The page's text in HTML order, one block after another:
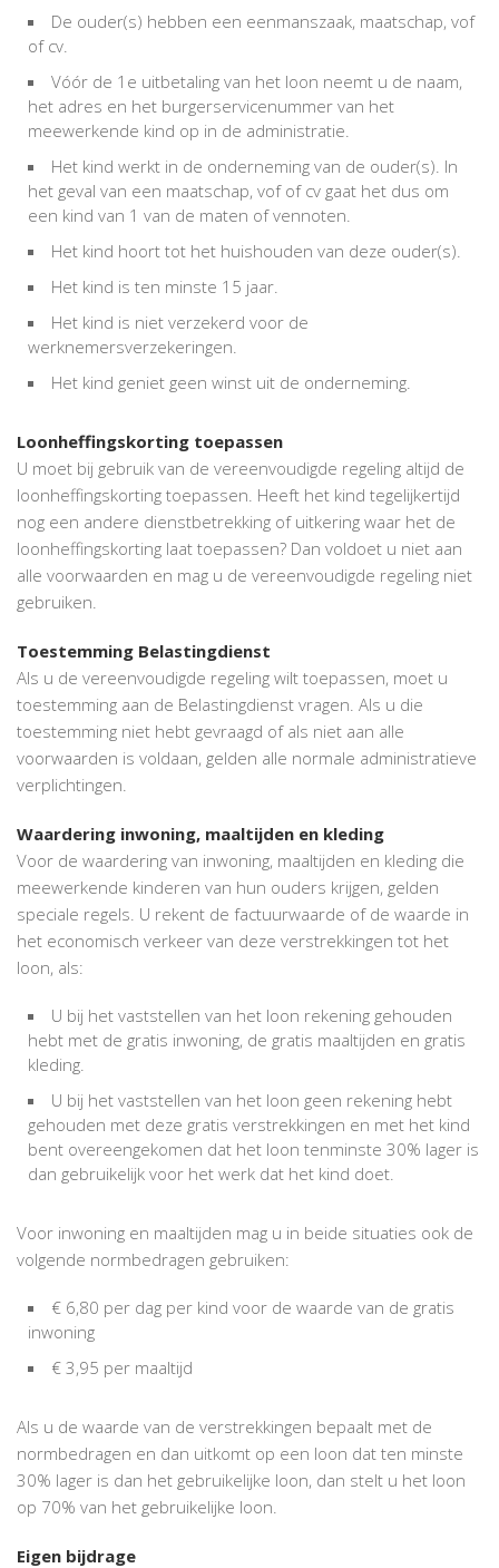
De ouder(s) hebben een eenmanszaak, maatschap, vof
of cv.
Vóór de 1e uitbetaling van het loon neemt u de naam,
het adres en het burgerservicenummer van het
meewerkende kind op in de administratie.
Het kind werkt in de onderneming van de ouder(s). In
het geval van een maatschap, vof of cv gaat het dus om
een kind van 1 van de maten of vennoten.
Het kind hoort tot het huishouden van deze ouder(s).
Het kind is ten minste 15 jaar.
Het kind is niet verzekerd voor de
werknemersverzekeringen.
Het kind geniet geen winst uit de onderneming.
Loonheffingskorting toepassen
U moet bij gebruik van de vereenvoudigde regeling altijd de
loonheffingskorting toepassen. Heeft het kind tegelijkertijd
nog een andere dienstbetrekking of uitkering waar het de
loonheffingskorting laat toepassen? Dan voldoet u niet aan
alle voorwaarden en mag u de vereenvoudigde regeling niet
gebruiken.
Toestemming Belastingdienst
Als u de vereenvoudigde regeling wilt toepassen, moet u
toestemming aan de Belastingdienst vragen. Als u die
toestemming niet hebt gevraagd of als niet aan alle
voorwaarden is voldaan, gelden alle normale administratieve
verplichtingen.
Waardering inwoning, maaltijden en kleding
Voor de waardering van inwoning, maaltijden en kleding die
meewerkende kinderen van hun ouders krijgen, gelden
speciale regels. U rekent de factuurwaarde of de waarde in
het economisch verkeer van deze verstrekkingen tot het
loon, als:
U bij het vaststellen van het loon rekening gehouden
hebt met de gratis inwoning, de gratis maaltijden en gratis
kleding.
U bij het vaststellen van het loon geen rekening hebt
gehouden met deze gratis verstrekkingen en met het kind
bent overeengekomen dat het loon tenminste 30% lager is
dan gebruikelijk voor het werk dat het kind doet.
Voor inwoning en maaltijden mag u in beide situaties ook de
volgende normbedragen gebruiken:
€ 6,80 per dag per kind voor de waarde van de gratis
inwoning
€ 3,95 per maaltijd
Als u de waarde van de verstrekkingen bepaalt met de
normbedragen en dan uitkomt op een loon dat ten minste
30% lager is dan het gebruikelijke loon, dan stelt u het loon
op 70% van het gebruikelijke loon.
Eigen bijdrage